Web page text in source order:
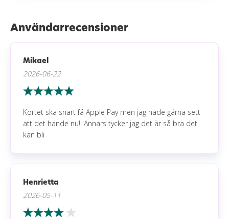
Användarrecensioner
Mikael
2026-06-22
Kortet ska snart få Apple Pay men jag hade gärna sett
att det hände nu!! Annars tycker jag det är så bra det
kan bli
Henrietta
2026-05-11